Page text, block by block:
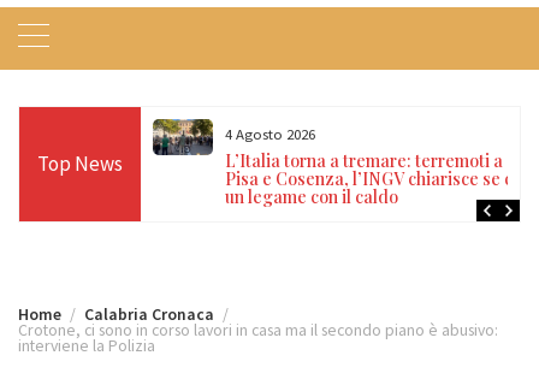
Top News
incendi
e
4 Agosto 2026
L’Italia torna a tremare: terremoti a
Pisa e Cosenza, l’INGV chiarisce se c’è
un legame con il caldo
Home Calabria Cronaca
Crotone, ci sono in corso lavori in casa ma il secondo piano è abusivo:
interviene la Polizia